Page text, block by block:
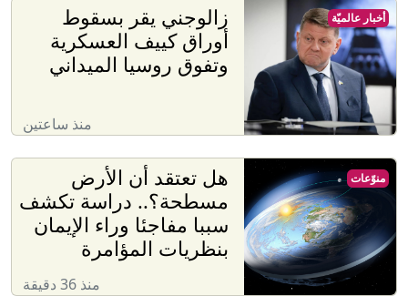
زالوجني يقر بسقوط
أوراق كييف العسكرية
وتفوق روسيا الميداني
منذ ساعتين
أخبار عالميّة
هل تعتقد أن الأرض
مسطحة؟.. دراسة تكشف
سببا مفاجئا وراء الإيمان
بنظريات المؤامرة
منذ 36 دقيقة
منوّعات